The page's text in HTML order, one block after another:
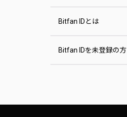
Bitfan IDとは
Bitfan IDを未登録の方